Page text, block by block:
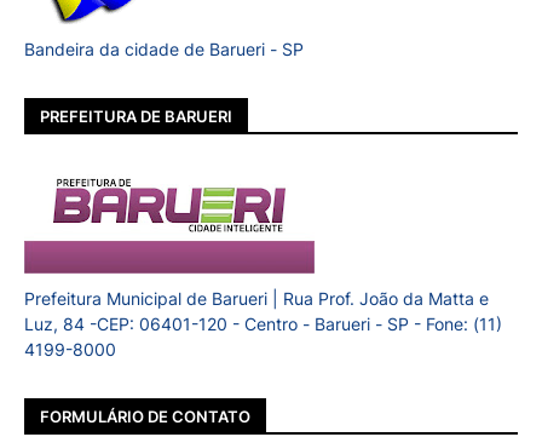
Bandeira da cidade de Barueri - SP
PREFEITURA DE BARUERI
Prefeitura Municipal de Barueri | Rua Prof. João da Matta e
Luz, 84 -CEP: 06401-120 - Centro - Barueri - SP - Fone: (11)
4199-8000
FORMULÁRIO DE CONTATO